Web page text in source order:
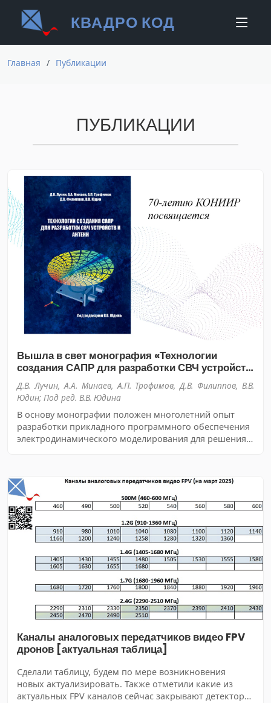
КВАДРО КОД
Главная Публикации
ПУБЛИКАЦИИ
Вышла в свет монография «Технологии
создания САПР для разработки СВЧ устройств
и антенн»
Д.В. Лучин, А.А. Минаев, А.П. Трофимов, Д.В. Филиппов, В.В.
Юдин; Под ред. В.В. Юдина
В основу монографии положен многолетний опыт
разработки прикладного программного обеспечения
электродинамического моделирования для решения
Каналы аналоговых передатчиков видео FPV
дронов [актуальная таблица]
Cделали таблицу, будем по мере возникновения
новых актуализировать. Также отметили какие из
актуальных FPV каналов сейчас закрывают детекторы